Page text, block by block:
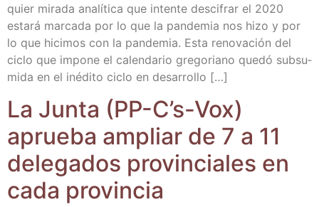
quier mira­da ana­lí­ti­ca que inten­te des­ci­frar el 2020
esta­rá mar­ca­da por lo que la pan­de­mia nos hizo y por
lo que hici­mos con la pan­de­mia. Esta reno­va­ción del
ciclo que impo­ne el calen­da­rio gre­go­riano que­dó sub­su­
mi­da en el iné­di­to ciclo en desarrollo […]
La Jun­ta (PP-C’s-Vox)
aprue­ba ampliar de 7 a 11
dele­ga­dos pro­vin­cia­les en
cada provincia